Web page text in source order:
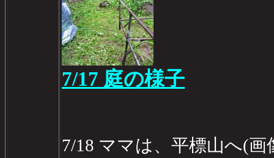
7/17 庭の様子
7/18 ママは、平標山へ(画